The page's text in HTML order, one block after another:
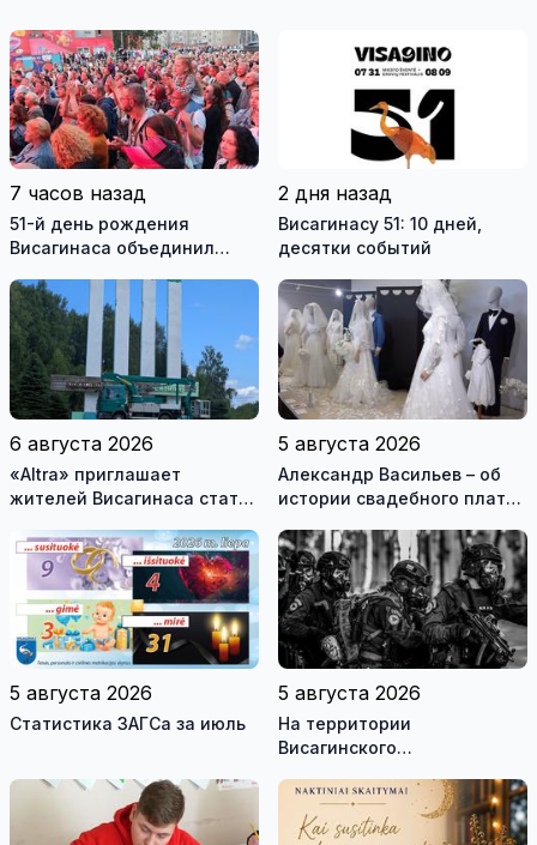
7 часов назад
51-й день рождения
Висагинаса объединил
города (видео)
2 дня назад
Висагинасу 51: 10 дней,
десятки событий
6 августа 2026
«Altra» приглашает
жителей Висагинаса стать
обновлённой стелы
5 августа 2026
Александр Васильев – об
истории свадебного платья
истории моды (видео)
5 августа 2026
Статистика ЗАГСа за июль
5 августа 2026
На территории
Висагинского
международные
антитеррористические